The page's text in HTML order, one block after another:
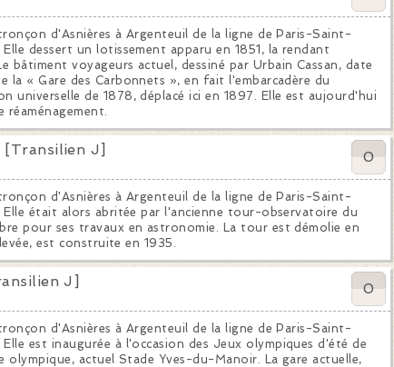
d'Asnières à Argenteuil de la ligne de Paris-Saint-
dessert un lotissement apparu en 1851, la rendant
bâtiment voyageurs actuel, dessiné par Urbain Cassan, date
la « Gare des Carbonnets », en fait l'embarcadère du
universelle de 1878, déplacé ici en 1897. Elle est aujourd'hui
réaménagement.
[Transilien J] 0
d'Asnières à Argenteuil de la ligne de Paris-Saint-
Elle était alors abritée par l'ancienne tour-observatoire du
pour ses travaux en astronomie. La tour est démolie en
est construite en 1935.
J] 0
d'Asnières à Argenteuil de la ligne de Paris-Saint-
est inaugurée à l'occasion des Jeux olympiques d'été de
olympique, actuel Stade Yves-du-Manoir. La gare actuelle,